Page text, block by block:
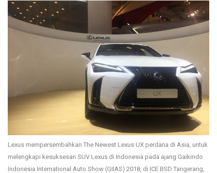
Lexus mempersembahkan The Newest Lexus UX perdana di Asia, untuk
melengkapi kesuksesan SUV Lexus di Indonesia pada ajang Gaikindo
Indonesia International Auto Show (GIIAS) 2018, di ICE BSD Tangerang,